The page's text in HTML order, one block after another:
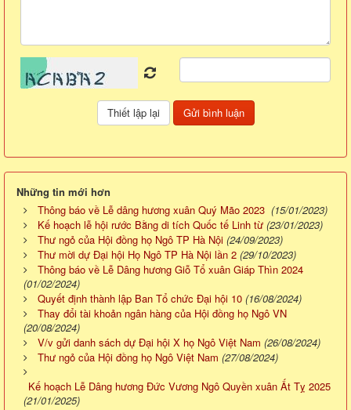
Những tin mới hơn
Thông báo về Lễ dâng hương xuân Quý Mão 2023 (15/01/2023)
Kế hoạch lễ hội rước Bằng di tích Quốc tế Linh từ (23/01/2023)
Thư ngỏ của Hội đồng họ Ngô TP Hà Nội (24/09/2023)
Thư mời dự Đại hội Họ Ngô TP Hà Nội lần 2 (29/10/2023)
Thông báo về Lễ Dâng hương Giỗ Tổ xuân Giáp Thìn 2024
(01/02/2024)
Quyết định thành lập Ban Tổ chức Đại hội 10 (16/08/2024)
Thay đổi tài khoản ngân hàng của Hội đồng họ Ngô VN
(20/08/2024)
V/v gửi danh sách dự Đại hội X họ Ngô Việt Nam (26/08/2024)
Thư ngỏ của Hội đồng họ Ngô Việt Nam (27/08/2024)
Kế hoạch Lễ Dâng hương Đức Vương Ngô Quyền xuân Ất Tỵ 2025
(21/01/2025)